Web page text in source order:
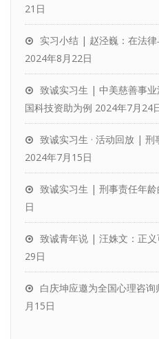
21日
实习小结 | 赵泾巍：在法
2024年8月22日
致诚实习生 | 中美慈善事
国科技资助为例 2024年7月24
致诚实习生 · 活动回放 |
2024年7月15日
致诚实习生 | 刑事责任年
日
致诚青年说 | 汪姝文：正义
29日
白庆坤应邀为全国心理咨
月15日